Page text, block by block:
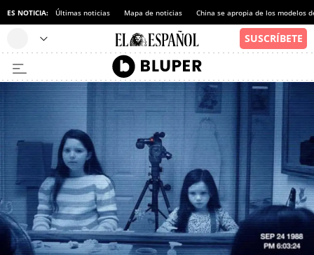
ES NOTICIA: Últimas noticias Mapa de noticias China se apropia de los modelos